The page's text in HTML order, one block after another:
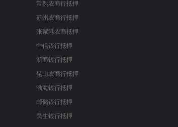
常熟农商行抵押
苏州农商行抵押
张家港农商抵押
中信银行抵押
浙商银行抵押
昆山农商行抵押
渤海银行抵押
邮储银行抵押
民生银行抵押